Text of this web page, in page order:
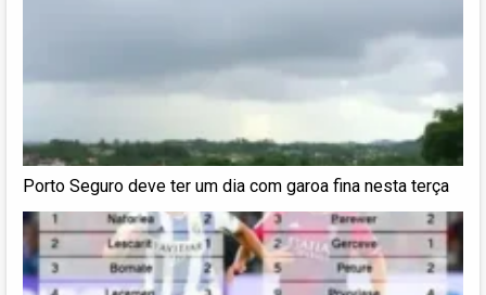
Porto Seguro deve ter um dia com garoa fina nesta terça